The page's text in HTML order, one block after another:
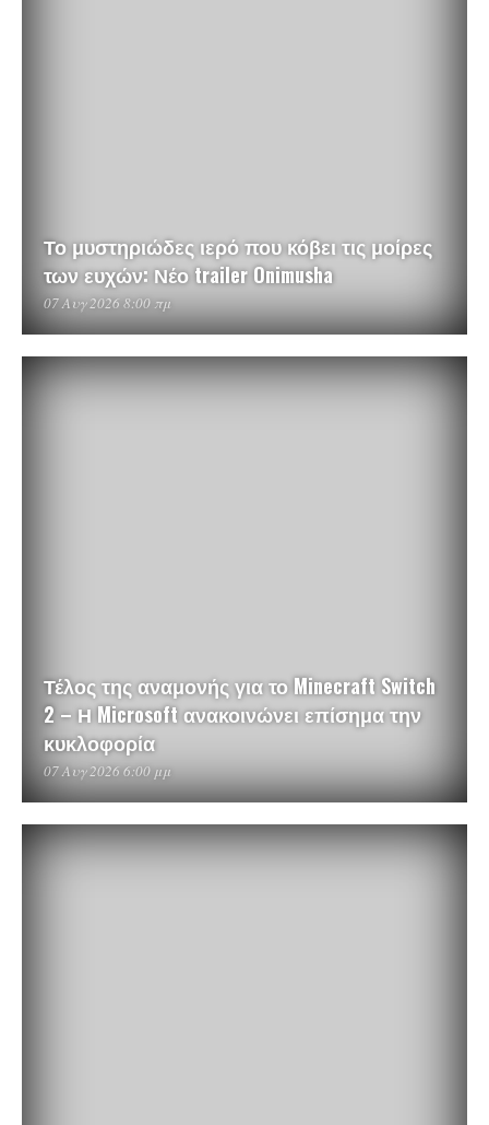
Το μυστηριώδες ιερό που κόβει τις μοίρες
των ευχών: Νέο trailer Onimusha
07 Αυγ 2026 8:00 πμ
Τέλος της αναμονής για το Minecraft Switch
2 – Η Microsoft ανακοινώνει επίσημα την
κυκλοφορία
07 Αυγ 2026 6:00 μμ